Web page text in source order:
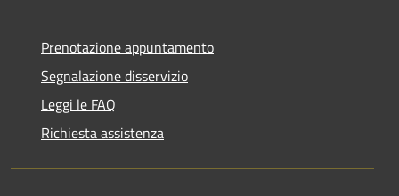
Prenotazione appuntamento
Segnalazione disservizio
Leggi le FAQ
Richiesta assistenza